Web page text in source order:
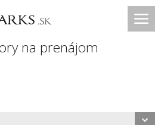
na prenájom